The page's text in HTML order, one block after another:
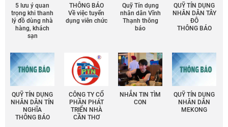
5 lưu ý quan
trọng khi thanh
lý đồ dùng nhà
hàng, khách
sạn
THÔNG BÁO
Về việc tuyển
dụng viên chức
Quỹ Tín dụng
nhân dân Vĩnh
Thạnh thông
báo
QUỸ TÍN DỤNG
NHÂN DÂN TÂY
ĐÔ
THÔNG BÁO
QUỸ TÍN DỤNG
NHÂN DÂN TÍN
NGHĨA
THÔNG BÁO
CÔNG TY CỔ
PHẦN PHÁT
TRIỂN NHÀ
CẦN THƠ
NHẮN TIN TÌM
CON
QUỸ TÍN DỤNG
NHÂN DÂN
MEKONG